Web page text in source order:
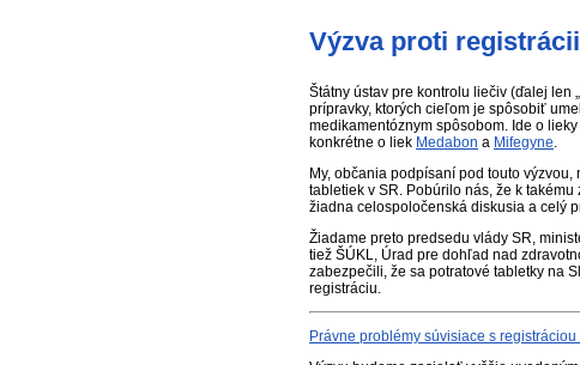
Výzva proti
Štátny ústav pre kontrolu liečiv (ďalej len
prípravky, ktorých cieľom je spôsobiť
medikamentóznym spôsobom. Ide o
konkrétne o liek Medabon a Mifegyne.
My, občania podpísaní pod touto
tabletiek v SR. Pobúrilo nás, že k
žiadna celospoločenská diskusia a celý
Žiadame preto predsedu vlády SR,
tiež ŠÚKL, Úrad pre dohľad nad
zabezpečili, že sa potratové tabletky na
registráciu.
Právne problémy súvisiace s